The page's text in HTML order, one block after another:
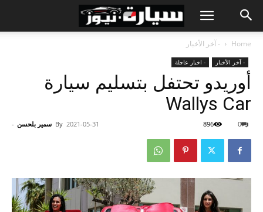
Home - آخر الأخبار
- آخر الأخبار - اخبار عاجلة
أوريدو تحتفل بتسليم سيارة
Wallys Car
By سمير بلحسن - 2021-05-31 0
896